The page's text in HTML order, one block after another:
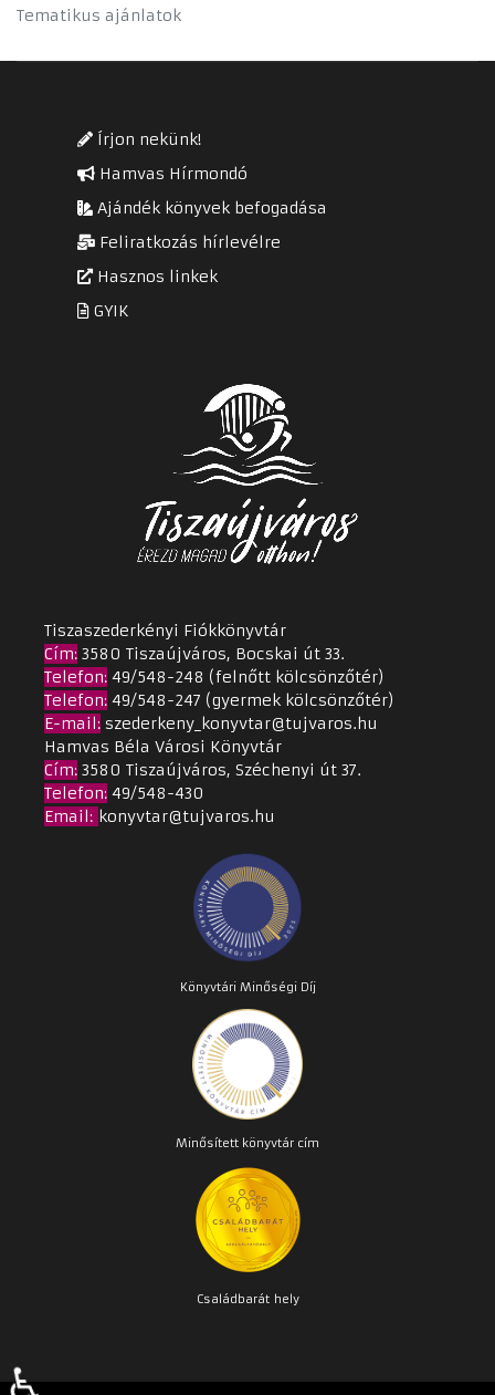
Tematikus ajánlatok
Írjon nekünk!
Hamvas Hírmondó
Ajándék könyvek befogadása
Feliratkozás hírlevélre
Hasznos linkek
GYIK
Tiszaszederkényi Fiókkönyvtár
Cím: 3580 Tiszaújváros, Bocskai út 33.
Telefon: 49/548-248 (felnőtt kölcsönzőtér)
Telefon: 49/548-247 (gyermek kölcsönzőtér)
E-mail: szederkeny_konyvtar@tujvaros.hu
Hamvas Béla Városi Könyvtár
Cím: 3580 Tiszaújváros, Széchenyi út 37.
Telefon: 49/548-430
Email: konyvtar@tujvaros.hu
Könyvtári Minőségi Díj
Minősített könyvtár cím
Családbarát hely